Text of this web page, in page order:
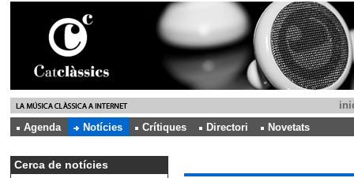
Agenda
Notícies Crítiques Directori Novetats
Cerca de notícies